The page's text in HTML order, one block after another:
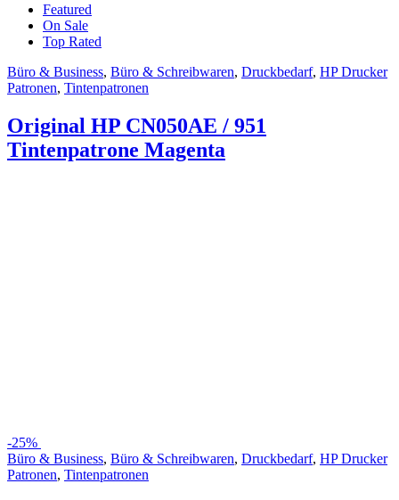
Featured
On Sale
Top Rated
Büro & Business, Büro & Schreibwaren, Druckbedarf, HP Drucker
Patronen, Tintenpatronen
Original HP CN050AE / 951
Tintenpatrone Magenta
-25%
Büro & Business, Büro & Schreibwaren, Druckbedarf, HP Drucker
Patronen, Tintenpatronen